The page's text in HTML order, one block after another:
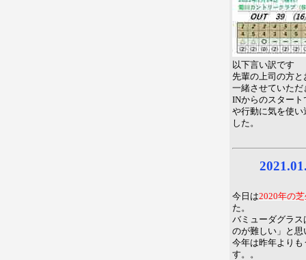
以下言い訳です
先輩の上司の方
一緒させていただ
INからのスター
や行動に気を使
した。
今日は2020年の
た。
バミューダグラ
のが難しい」と思
今年は昨年より
す。。